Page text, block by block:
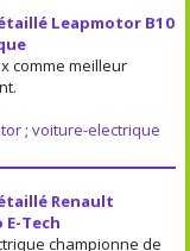
Leapmotor B10
comme meilleur
; voiture-electrique
Renault
Tech
championne de